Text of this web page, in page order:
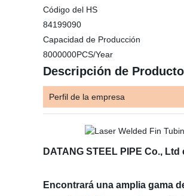
Código del HS
84199090
Capacidad de Producción
8000000PCS/Year
Descripción de Producto
Perfil de la empresa
DATANG STEEL PIPE Co.,
Encontrará una amplia gama